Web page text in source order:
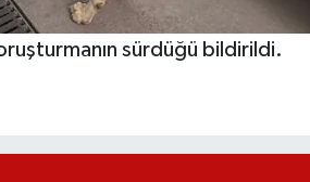
sürdüğü bildirildi.